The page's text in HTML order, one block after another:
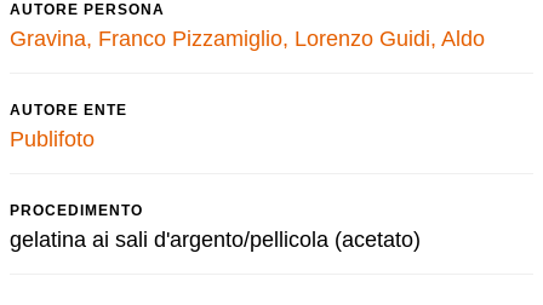
AUTORE PERSONA
Gravina, Franco Pizzamiglio, Lorenzo Guidi, Aldo
AUTORE ENTE
Publifoto
PROCEDIMENTO
gelatina ai sali d'argento/pellicola (acetato)